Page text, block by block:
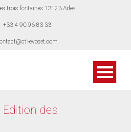
trois fontaines 13123 Arles
+33 4 90 96 83 33
evoset.com
Edition des